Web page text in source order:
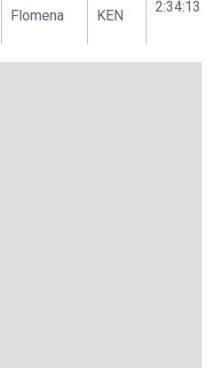
Flomena KEN
2:34:13